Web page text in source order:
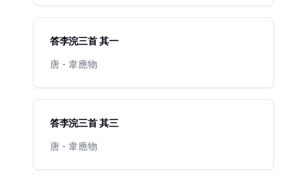
答李浣三首 其一
唐 - 韋應物
答李浣三首 其三
唐 - 韋應物